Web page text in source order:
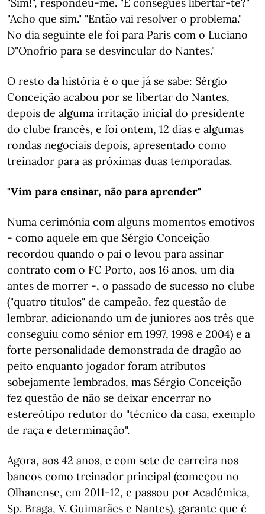
"Acho que sim." "Então vai resolver o problema."
No dia seguinte ele foi para Paris com o Luciano
D"Onofrio para se desvincular do Nantes."
O resto da história é o que já se sabe: Sérgio
Conceição acabou por se libertar do Nantes,
depois de alguma irritação inicial do presidente
do clube francês, e foi ontem, 12 dias e algumas
rondas negociais depois, apresentado como
treinador para as próximas duas temporadas.
"Vim para ensinar, não para aprender"
Numa cerimónia com alguns momentos emotivos
- como aquele em que Sérgio Conceição
recordou quando o pai o levou para assinar
contrato com o FC Porto, aos 16 anos, um dia
antes de morrer -, o passado de sucesso no clube
("quatro títulos" de campeão, fez questão de
lembrar, adicionando um de juniores aos três que
conseguiu como sénior em 1997, 1998 e 2004) e a
forte personalidade demonstrada de dragão ao
peito enquanto jogador foram atributos
sobejamente lembrados, mas Sérgio Conceição
fez questão de não se deixar encerrar no
estereótipo redutor do "técnico da casa, exemplo
de raça e determinação".
Agora, aos 42 anos, e com sete de carreira nos
bancos como treinador principal (começou no
Olhanense, em 2011-12, e passou por Académica,
Sp. Braga, V. Guimarães e Nantes), garante que é